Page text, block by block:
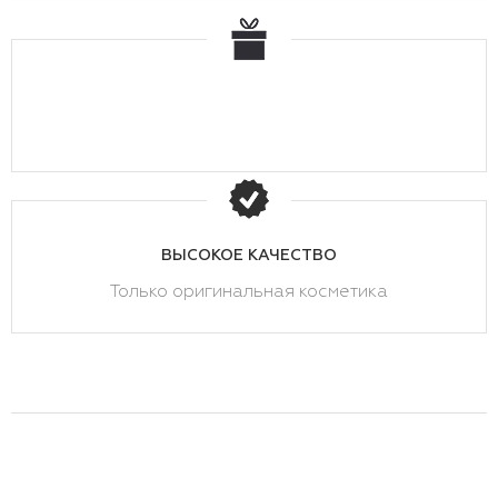
ВЫСОКОЕ КАЧЕСТВО
Только оригинальная косметика